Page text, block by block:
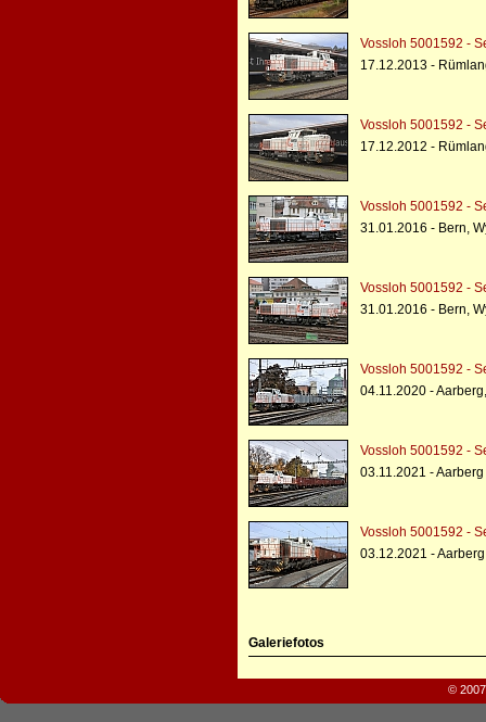
Vossloh 5001592 -
17.12.2013 -
Vossloh 5001592 -
17.12.2012 -
Vossloh 5001592 -
31.01.2016 - Bern,
Vossloh 5001592 -
31.01.2016 - Bern,
Vossloh 5001592 -
04.11.2020 -
Vossloh 5001592 -
03.11.2021 - Aarberg
Vossloh 5001592 -
03.12.2021 - Aarberg
Galeriefotos
©